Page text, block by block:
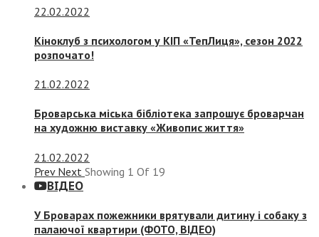
22.02.2022
Кіноклуб з психологом у КІП «ТепЛиця», сезон 2022
розпочато!
21.02.2022
Броварська міська бібліотека запрошує броварчан
на художню виставку «Живопис життя»
21.02.2022
Prev Next Showing 1 Of 19
ВІДЕО
У Броварах пожежники врятували дитину і собаку з
палаючої квартири (ФОТО, ВІДЕО)